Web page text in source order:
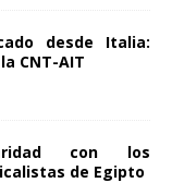
desde Italia:
CNT-AIT
con los
de Egipto